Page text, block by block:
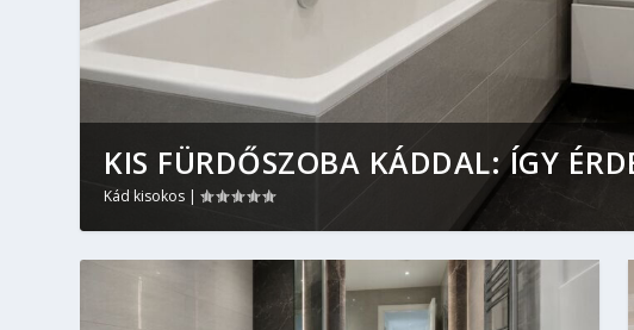
KIS FÜRDŐSZOBA KÁDDAL: ÍGY
Kád kisokos |